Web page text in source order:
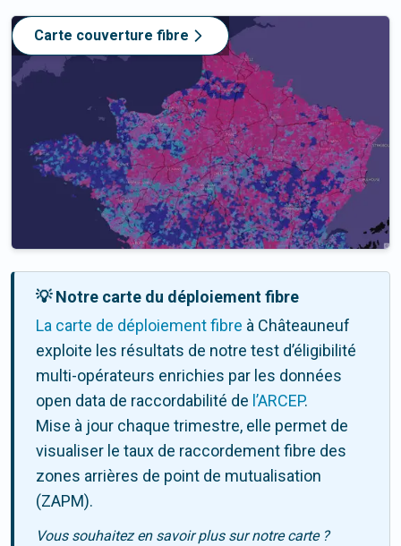
Carte couverture fibre
💡 Notre carte du déploiement fibre
La carte de déploiement fibre à Châteauneuf
exploite les résultats de notre test d’éligibilité
multi-opérateurs enrichies par les données
open data de raccordabilité de l’ARCEP.
Mise à jour chaque trimestre, elle permet de
visualiser le taux de raccordement fibre des
zones arrières de point de mutualisation
(ZAPM).
Vous souhaitez en savoir plus sur notre carte ?